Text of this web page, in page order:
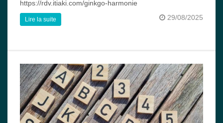
https://rdv.itiaki.com/ginkgo-harmonie
29/08/2025
Lire la suite